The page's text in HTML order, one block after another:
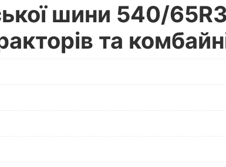
шини 540/
та